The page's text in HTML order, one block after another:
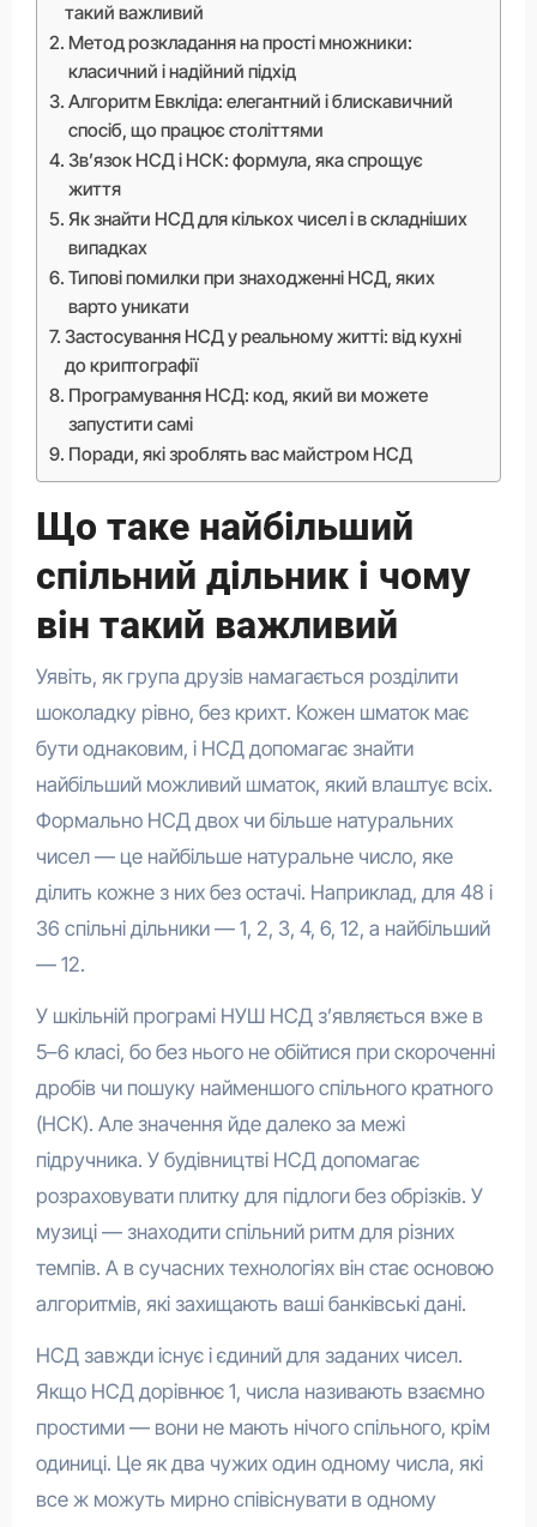
такий важливий
Метод розкладання на прості множники:
класичний і надійний підхід
Алгоритм Евкліда: елегантний і блискавичний
спосіб, що працює століттями
Зв’язок НСД і НСК: формула, яка спрощує
життя
Як знайти НСД для кількох чисел і в складніших
випадках
Типові помилки при знаходженні НСД, яких
варто уникати
Застосування НСД у реальному житті: від кухні
до криптографії
Програмування НСД: код, який ви можете
запустити самі
Поради, які зроблять вас майстром НСД
Що таке найбільший
спільний дільник і чому
він такий важливий
Уявіть, як група друзів намагається розділити
шоколадку рівно, без крихт. Кожен шматок має
бути однаковим, і НСД допомагає знайти
найбільший можливий шматок, який влаштує всіх.
Формально НСД двох чи більше натуральних
чисел — це найбільше натуральне число, яке
ділить кожне з них без остачі. Наприклад, для 48 і
36 спільні дільники — 1, 2, 3, 4, 6, 12, а найбільший
— 12.
У шкільній програмі НУШ НСД з’являється вже в
5–6 класі, бо без нього не обійтися при скороченні
дробів чи пошуку найменшого спільного кратного
(НСК). Але значення йде далеко за межі
підручника. У будівництві НСД допомагає
розраховувати плитку для підлоги без обрізків. У
музиці — знаходити спільний ритм для різних
темпів. А в сучасних технологіях він стає основою
алгоритмів, які захищають ваші банківські дані.
НСД завжди існує і єдиний для заданих чисел.
Якщо НСД дорівнює 1, числа називають взаємно
простими — вони не мають нічого спільного, крім
одиниці. Це як два чужих один одному числа, які
все ж можуть мирно співіснувати в одному